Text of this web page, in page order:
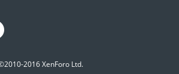
2016 XenForo Ltd.